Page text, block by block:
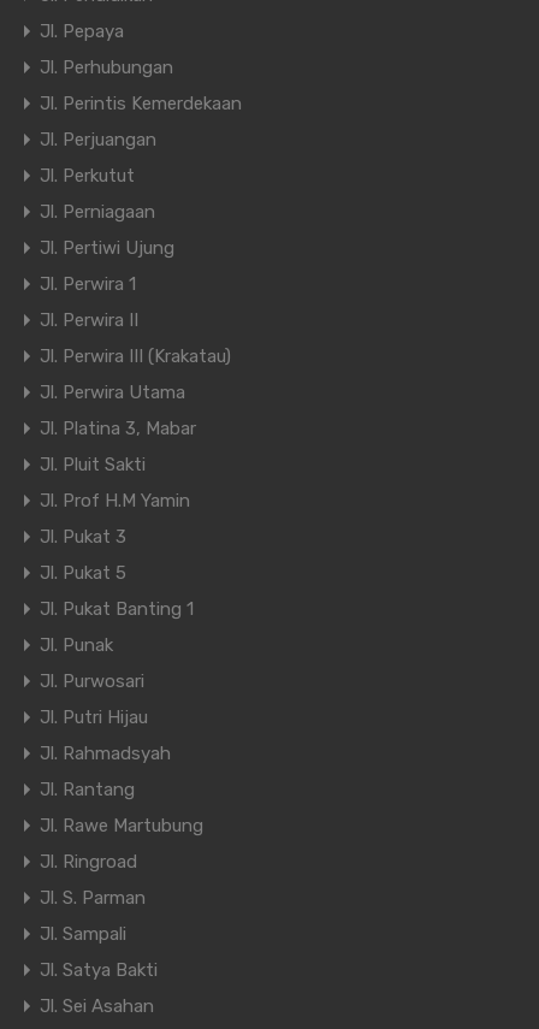
Jl. Pepaya
Jl. Perhubungan
Jl. Perintis Kemerdekaan
Jl. Perjuangan
Jl. Perkutut
Jl. Perniagaan
Jl. Pertiwi Ujung
Jl. Perwira 1
Jl. Perwira II
Jl. Perwira III (Krakatau)
Jl. Perwira Utama
Jl. Platina 3, Mabar
Jl. Pluit Sakti
Jl. Prof H.M Yamin
Jl. Pukat 3
Jl. Pukat 5
Jl. Pukat Banting 1
Jl. Punak
Jl. Purwosari
Jl. Putri Hijau
Jl. Rahmadsyah
Jl. Rantang
Jl. Rawe Martubung
Jl. Ringroad
Jl. S. Parman
Jl. Sampali
Jl. Satya Bakti
Jl. Sei Asahan